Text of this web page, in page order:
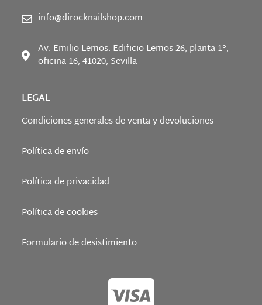
info@dirocknailshop.com
Av. Emilio Lemos. Edificio Lemos 26, planta 1°,
oficina 16, 41020, Sevilla
LEGAL
Condiciones generales de venta y devoluciones
Política de envío
Política de privacidad
Política de cookies
Formulario de desistimiento